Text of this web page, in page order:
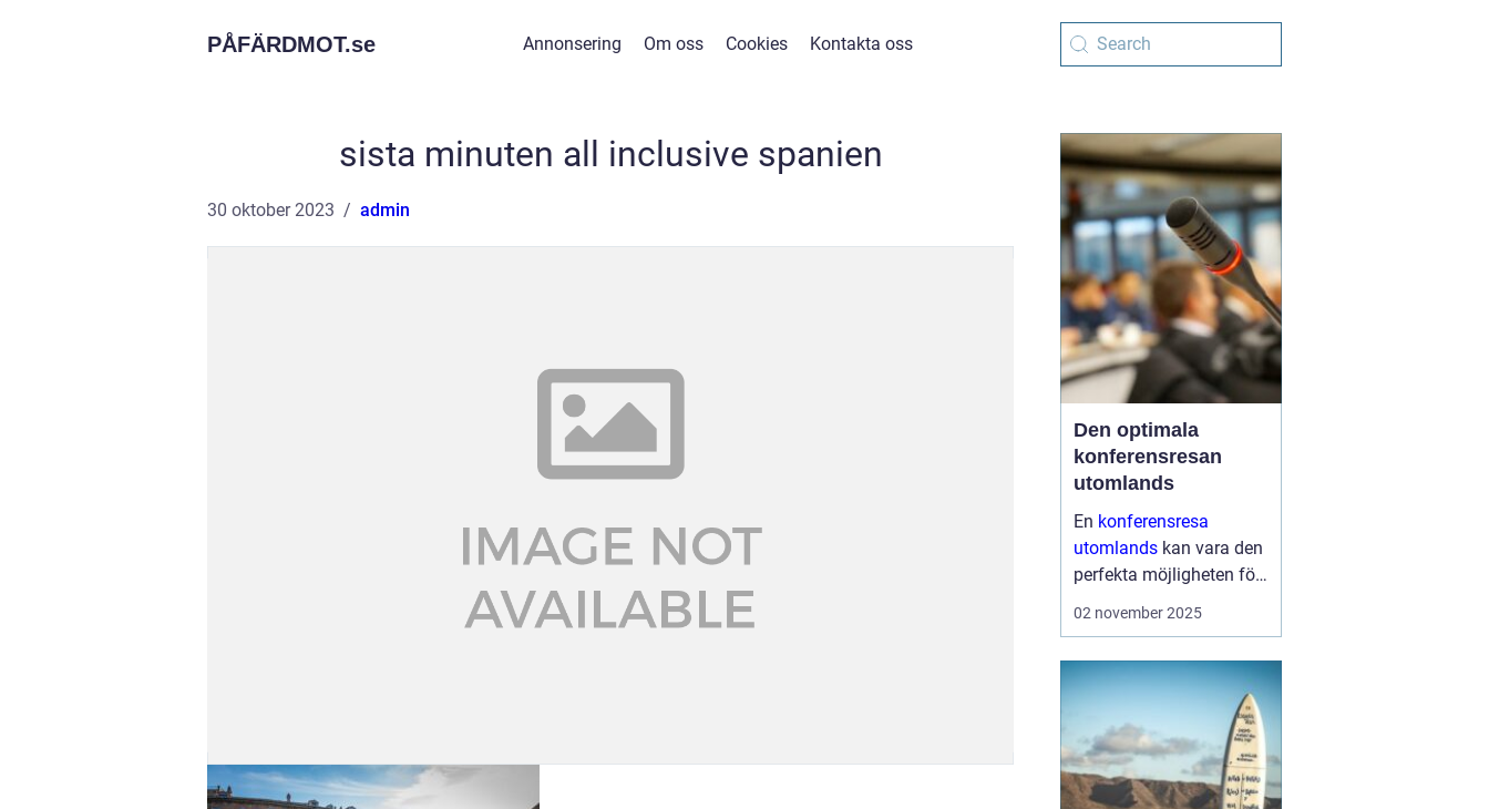
PÅFÄRDMOT.se Annonsering Om oss Cookies Kontakta oss
sista minuten all inclusive spanien
30 oktober 2023 admin
Den optimala
konferensresan
utomlands
En konferensresa
utomlands kan vara den
perfekta möjligheten för
företag och
nya affärsmöjligheter
och kombinera arbete
med nöje ...
02 november 2025